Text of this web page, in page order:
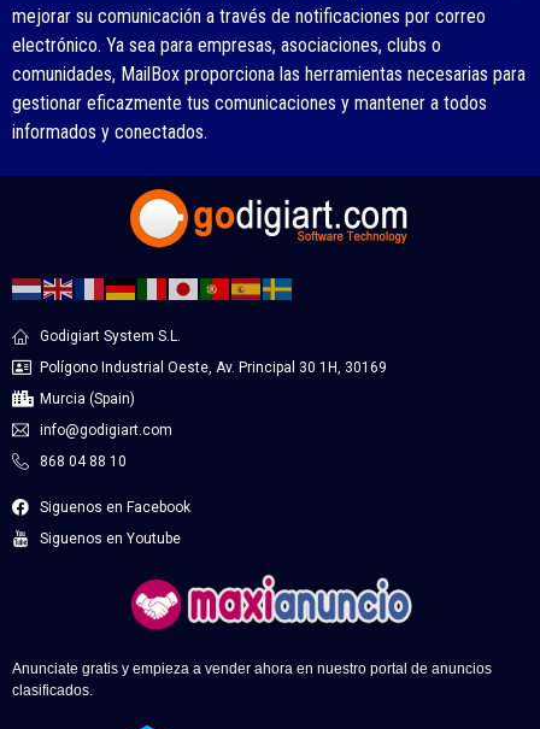
mejorar su comunicación a través de notificaciones por correo
electrónico. Ya sea para empresas, asociaciones, clubs o
comunidades, MailBox proporciona las herramientas necesarias para
gestionar eficazmente tus comunicaciones y mantener a todos
informados y conectados.
Godigiart System S.L.
Polígono Industrial Oeste, Av. Principal 30 1H, 30169
Murcia (Spain)
info@godigiart.com
868 04 88 10
Siguenos en Facebook
Siguenos en Youtube
Anunciate gratis y empieza a vender ahora en nuestro portal de anuncios
clasificados.